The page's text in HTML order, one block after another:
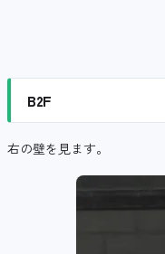
B2F
右の壁を見ます。